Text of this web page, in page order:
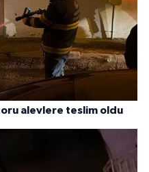
alevlere teslim oldu